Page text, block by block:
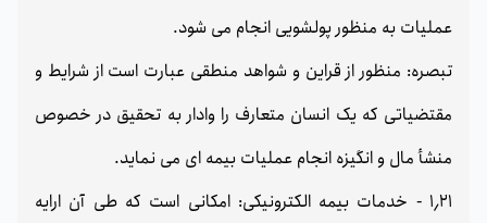
عملیات به منظور پولشویی انجام می شود.
تبصره: منظور از قراین و شواهد منطقی عبارت است از شرایط و
مقتضیاتی که یک انسان متعارف را وادار به تحقیق در خصوص
منشأ مال و انگیزه انجام عملیات بیمه ای می نماید.
1٫21 - خدمات بیمه الکترونیکی: امکانی است که طی آن ارایه